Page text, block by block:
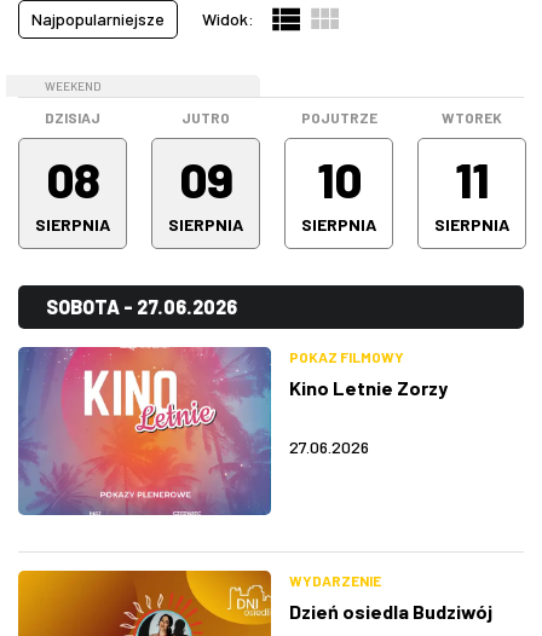
W RZESZOWIE
Pokazy filmowe
Spotkanie
(0)
Warsztaty
Wszystkie kategorie
(194)
Najpopularniejsze Widok:
WEEKEND
DZISIAJ
08
SIERPNIA
JUTRO
09
SIERPNIA
POJUTRZE
10
SIERPNIA
WTOREK
11
SIERPNIA
SOBOTA - 27.06.2026
POKAZ FILMOWY
Kino Letnie Zorzy
27.06.2026
WYDARZENIE
Dzień osiedla Budziwój